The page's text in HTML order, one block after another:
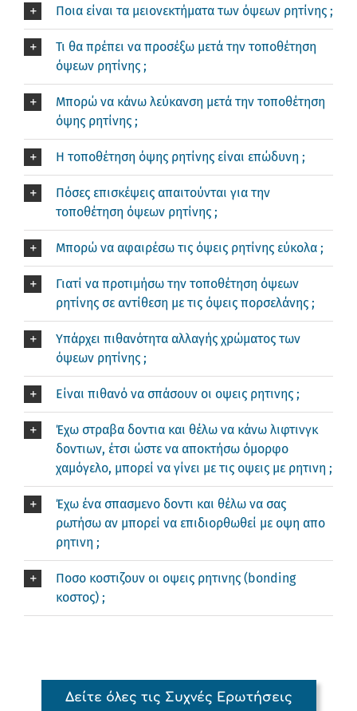
Ποια είναι τα μειονεκτήματα των όψεων ρητίνης ;
Τι θα πρέπει να προσέξω μετά την τοποθέτηση
όψεων ρητίνης ;
Μπορώ να κάνω λεύκανση μετά την τοποθέτηση
όψης ρητίνης ;
Η τοποθέτηση όψης ρητίνης είναι επώδυνη ;
Πόσες επισκέψεις απαιτούνται για την
τοποθέτηση όψεων ρητίνης ;
Μπορώ να αφαιρέσω τις όψεις ρητίνης εύκολα ;
Γιατί να προτιμήσω την τοποθέτηση όψεων
ρητίνης σε αντίθεση με τις όψεις πορσελάνης ;
Υπάρχει πιθανότητα αλλαγής χρώματος των
όψεων ρητίνης ;
Είναι πιθανό να σπάσουν οι οψεις ρητινης ;
Έχω στραβα δοντια και θέλω να κάνω λιφτινγκ
δοντιων, έτσι ώστε να αποκτήσω όμορφο
χαμόγελο, μπορεί να γίνει με τις οψεις με ρητινη ;
Έχω ένα σπασμενο δοντι και θέλω να σας
ρωτήσω αν μπορεί να επιδιορθωθεί με οψη απο
ρητινη ;
Ποσο κοστιζουν οι οψεις ρητινης (bonding
κοστος) ;
Δείτε όλες τις Συχνές Ερωτήσεις